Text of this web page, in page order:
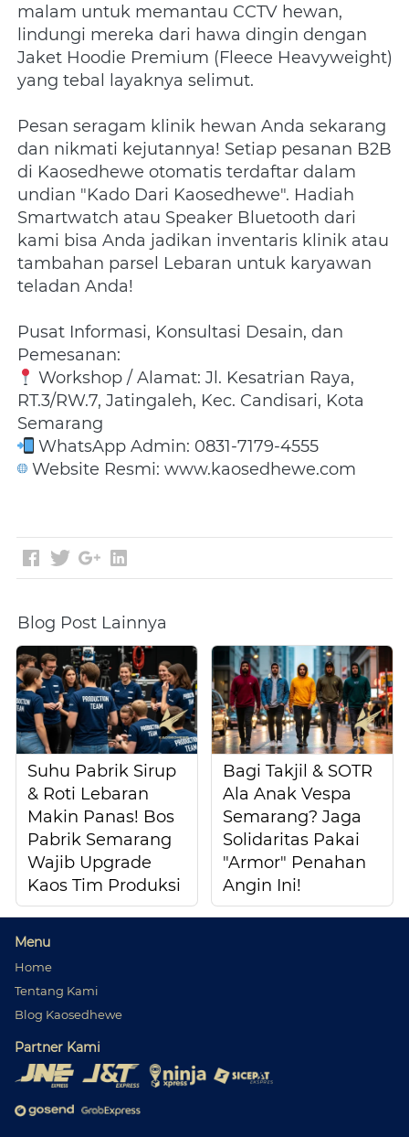
malam untuk memantau CCTV hewan,
lindungi mereka dari hawa dingin dengan
Jaket Hoodie Premium (Fleece Heavyweight)
yang tebal layaknya selimut.
Pesan seragam klinik hewan Anda sekarang
dan nikmati kejutannya! Setiap pesanan B2B
di Kaosedhewe otomatis terdaftar dalam
undian "Kado Dari Kaosedhewe". Hadiah
Smartwatch atau Speaker Bluetooth dari
kami bisa Anda jadikan inventaris klinik atau
tambahan parsel Lebaran untuk karyawan
teladan Anda!
Pusat Informasi, Konsultasi Desain, dan
Pemesanan:
Workshop / Alamat: Jl. Kesatrian Raya,
RT.3/RW.7, Jatingaleh, Kec. Candisari, Kota
Semarang
WhatsApp Admin: 0831-7179-4555
Website Resmi: www.kaosedhewe.com
Blog Post Lainnya
Suhu Pabrik Sirup
& Roti Lebaran
Makin Panas! Bos
Pabrik Semarang
Wajib Upgrade
Kaos Tim Produksi
Bagi Takjil & SOTR
Ala Anak Vespa
Semarang? Jaga
Solidaritas Pakai
"Armor" Penahan
Angin Ini!
Menu
Home
Tentang Kami
Blog Kaosedhewe
Partner Kami